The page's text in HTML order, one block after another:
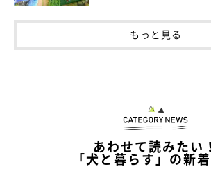
もっと見る
あわせて読みたい！
「犬と暮らす」の新